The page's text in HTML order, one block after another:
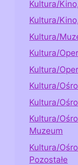
Kultura/
Kultura/
Kultura/
Kultura/
Kultura/
Kultura/
Kultura/
Kultura/
Muzeum
Kultura/
Pozostałe